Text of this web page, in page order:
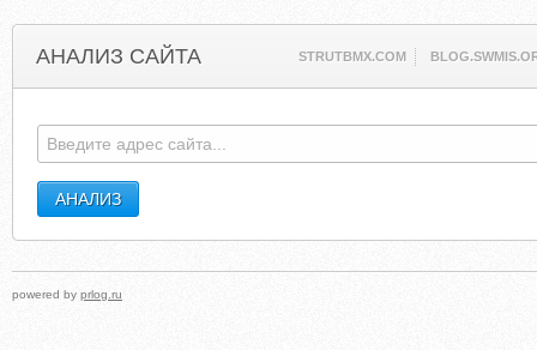
АНАЛИЗ САЙТА STRUTBMX.COM
powered by prlog.ru